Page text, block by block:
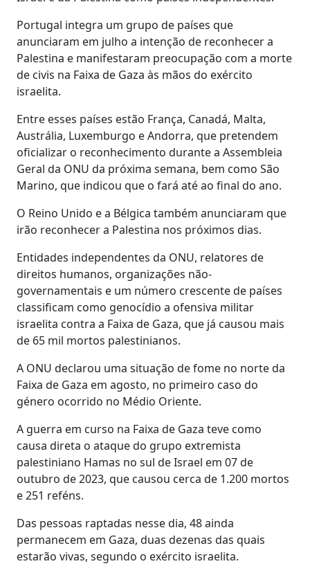
Portugal integra um grupo de países que
anunciaram em julho a intenção de reconhecer a
Palestina e manifestaram preocupação com a morte
de civis na Faixa de Gaza às mãos do exército
israelita.
Entre esses países estão França, Canadá, Malta,
Austrália, Luxemburgo e Andorra, que pretendem
oficializar o reconhecimento durante a Assembleia
Geral da ONU da próxima semana, bem como São
Marino, que indicou que o fará até ao final do ano.
O Reino Unido e a Bélgica também anunciaram que
irão reconhecer a Palestina nos próximos dias.
Entidades independentes da ONU, relatores de
direitos humanos, organizações não-
governamentais e um número crescente de países
classificam como genocídio a ofensiva militar
israelita contra a Faixa de Gaza, que já causou mais
de 65 mil mortos palestinianos.
A ONU declarou uma situação de fome no norte da
Faixa de Gaza em agosto, no primeiro caso do
género ocorrido no Médio Oriente.
A guerra em curso na Faixa de Gaza teve como
causa direta o ataque do grupo extremista
palestiniano Hamas no sul de Israel em 07 de
outubro de 2023, que causou cerca de 1.200 mortos
e 251 reféns.
Das pessoas raptadas nesse dia, 48 ainda
permanecem em Gaza, duas dezenas das quais
estarão vivas, segundo o exército israelita.